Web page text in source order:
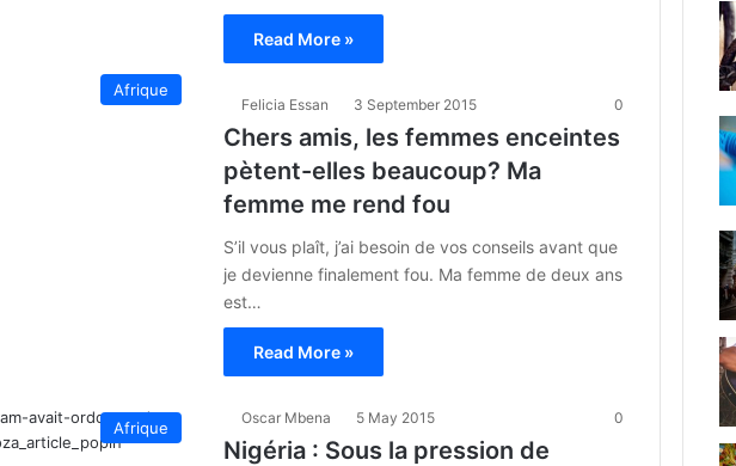
Read More »
Afrique
Felicia Essan 3 September 2015 0
Chers amis, les femmes enceintes
pètent-elles beaucoup? Ma
femme me rend fou
S’il vous plaît, j’ai besoin de vos conseils avant que
je devienne finalement fou. Ma femme de deux ans
est…
Read More »
Afrique
Oscar Mbena 5 May 2015 0
Nigéria : Sous la pression de